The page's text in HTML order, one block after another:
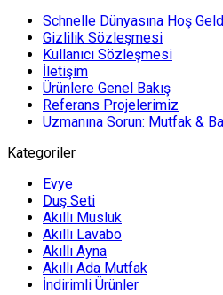
Schnelle Dünyasına Hoş
Gizlilik Sözleşmesi
Kullanıcı Sözleşmesi
İletişim
Ürünlere Genel Bakış
Referans Projelerimiz
Uzmanına Sorun: Mutfak &
Kategoriler
Evye
Duş Seti
Akıllı Musluk
Akıllı Lavabo
Akıllı Ayna
Akıllı Ada Mutfak
İndirimli Ürünler